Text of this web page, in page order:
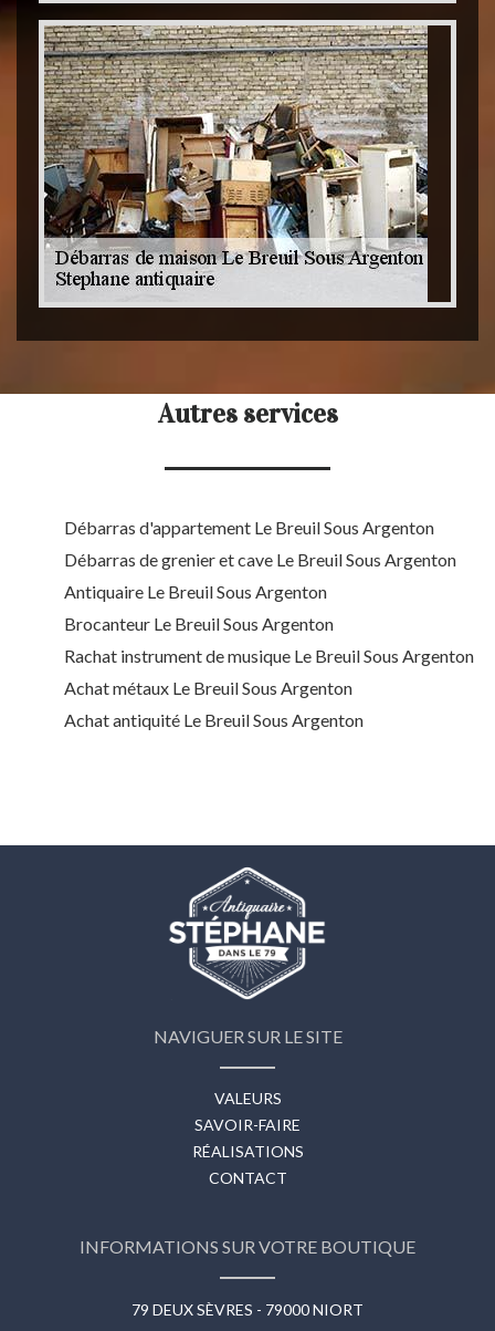
Autres services
Débarras d'appartement Le Breuil Sous Argenton
Débarras de grenier et cave Le Breuil Sous Argenton
Antiquaire Le Breuil Sous Argenton
Brocanteur Le Breuil Sous Argenton
Rachat instrument de musique Le Breuil Sous Argenton
Achat métaux Le Breuil Sous Argenton
Achat antiquité Le Breuil Sous Argenton
NAVIGUER SUR LE SITE
VALEURS
SAVOIR-FAIRE
RÉALISATIONS
CONTACT
INFORMATIONS SUR VOTRE BOUTIQUE
79 DEUX SÈVRES - 79000 NIORT